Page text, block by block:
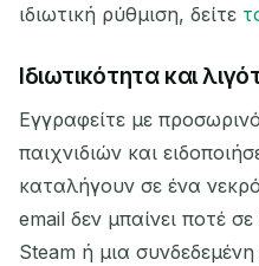
Περιμένοντας
ιδιωτική ρύθμιση, δείτε
Ιδιωτικότητα και
Εγγραφείτε με
παιχνιδιών και
καταλήγουν σε ένα
email δεν μπαίνει ποτέ
Steam ή μια